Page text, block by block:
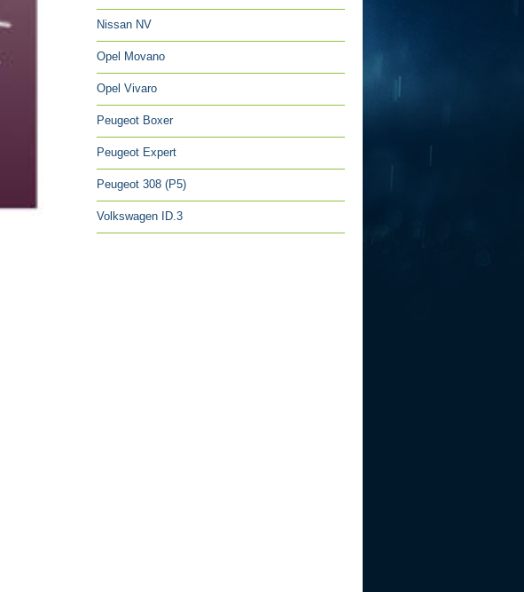
Nissan NV
Opel Movano
Opel Vivaro
Peugeot Boxer
Peugeot Expert
Peugeot 308 (P5)
Volkswagen ID.3